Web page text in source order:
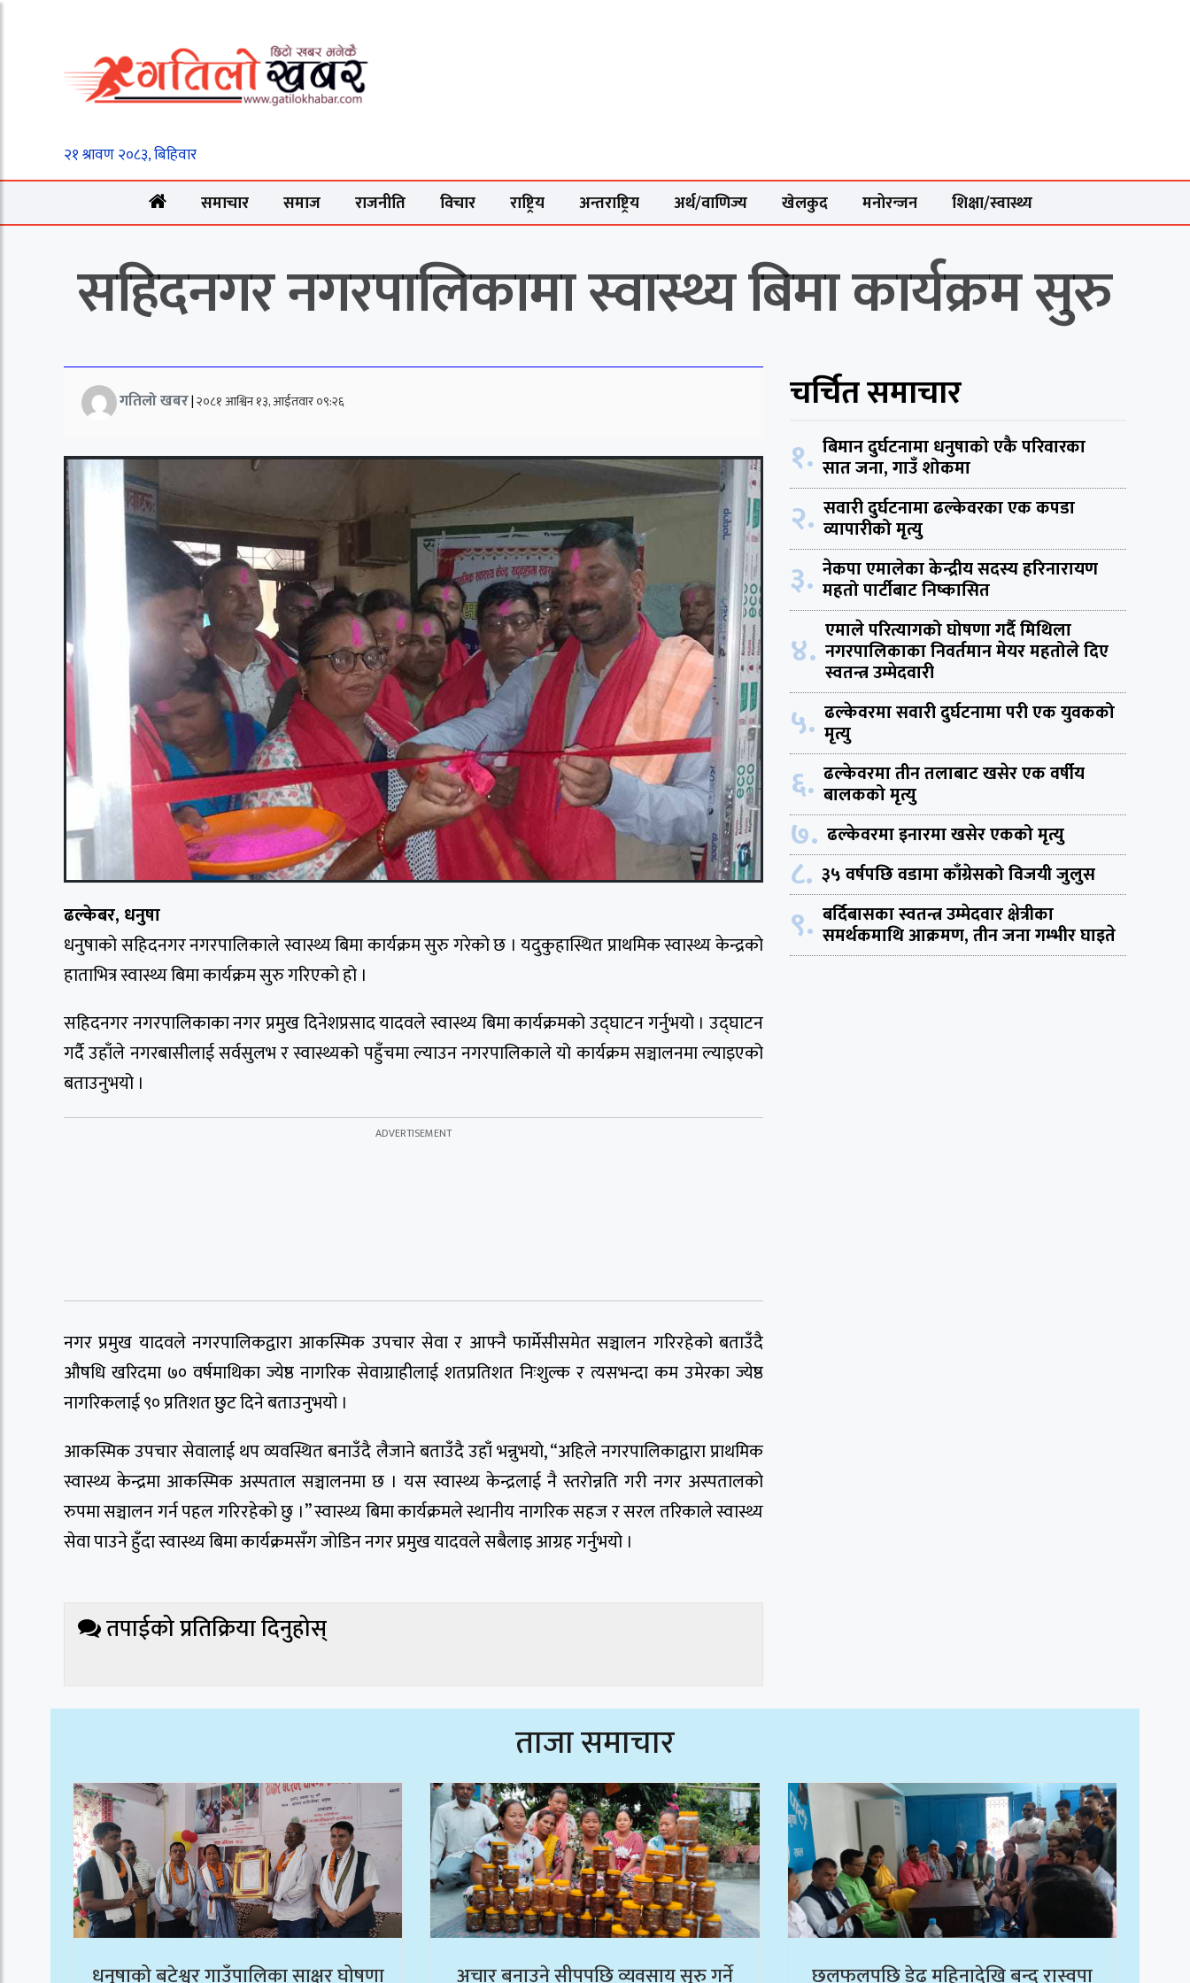
समाचार समाज राजनीति विचार राष्ट्रिय अन्तराष्ट्रिय अर्थ/वाणिज्य खेलकुद मनोरन्जन शिक्षा/स्वास्थ्य
सहिदनगर नगरपालिकामा स्वास्थ्य बिमा कार्यक्रम सुरु
गतिलो खबर|२०८१ आश्विन १३, आईतवार ०९:२६
ढल्केबर, धनुषा
धनुषाको सहिदनगर नगरपालिकाले स्वास्थ्य बिमा कार्यक्रम सुरु गरेको छ । यदुकुहास्थित प्राथमिक स्वास्थ्य केन्द्रको
हाताभित्र स्वास्थ्य बिमा कार्यक्रम सुरु गरिएको हो ।
सहिदनगर नगरपालिकाका नगर प्रमुख दिनेशप्रसाद यादवले स्वास्थ्य बिमा कार्यक्रमको उद्घाटन गर्नुभयो । उद्घाटन
गर्दै उहाँले नगरबासीलाई सर्वसुलभ र स्वास्थ्यको पहुँचमा ल्याउन नगरपालिकाले यो कार्यक्रम सञ्चालनमा ल्याइएको
बताउनुभयो ।
नगर प्रमुख यादवले नगरपालिकद्वारा आकस्मिक उपचार सेवा र आफ्नै फार्मेसीसमेत सञ्चालन गरिरहेको बताउँदै
औषधि खरिदमा ७० वर्षमाथिका ज्येष्ठ नागरिक सेवाग्राहीलाई शतप्रतिशत निःशुल्क र त्यसभन्दा कम उमेरका ज्येष्ठ
नागरिकलाई ९० प्रतिशत छुट दिने बताउनुभयो ।
आकस्मिक उपचार सेवालाई थप व्यवस्थित बनाउँदै लैजाने बताउँदै उहाँ भन्नुभयो, “अहिले नगरपालिकाद्वारा प्राथमिक
स्वास्थ्य केन्द्रमा आकस्मिक अस्पताल सञ्चालनमा छ । यस स्वास्थ्य केन्द्रलाई नै स्तरोन्नति गरी नगर अस्पतालको
रुपमा सञ्चालन गर्न पहल गरिरहेको छु ।” स्वास्थ्य बिमा कार्यक्रमले स्थानीय नागरिक सहज र सरल तरिकाले स्वास्थ्य
सेवा पाउने हुँदा स्वास्थ्य बिमा कार्यक्रमसँग जोडिन नगर प्रमुख यादवले सबैलाइ आग्रह गर्नुभयो ।
तपाईको प्रतिक्रिया दिनुहोस्
चर्चित समाचार
१. बिमान दुर्घटनामा धनुषाको एकै परिवारका
सात जना, गाउँ शोकमा
२. सवारी दुर्घटनामा ढल्केवरका एक कपडा
व्यापारीको मृत्यु
३. नेकपा एमालेका केन्द्रीय सदस्य हरिनारायण
महतो पार्टीबाट निष्कासित
४. एमाले परित्यागको घोषणा गर्दै मिथिला
नगरपालिकाका निवर्तमान मेयर महतोले दिए
स्वतन्त्र उम्मेदवारी
५. ढल्केवरमा सवारी दुर्घटनामा परी एक युवकको
मृत्यु
६. ढल्केवरमा तीन तलाबाट खसेर एक वर्षीय
बालकको मृत्यु
७. ढल्केवरमा इनारमा खसेर एकको मृत्यु
८. ३५ वर्षपछि वडामा काँग्रेसको विजयी जुलुस
९. बर्दिबासका स्वतन्त्र उम्मेदवार क्षेत्रीका
समर्थकमाथि आक्रमण, तीन जना गम्भीर घाइते
ताजा समाचार
धनुषाको बटेश्वर गाउँपालिका साक्षर घोषणा अचार बनाउने सीपपछि व्यवसाय सुरु गर्ने छलफलपछि डेढ महिनादेखि बन्द रास्वपा